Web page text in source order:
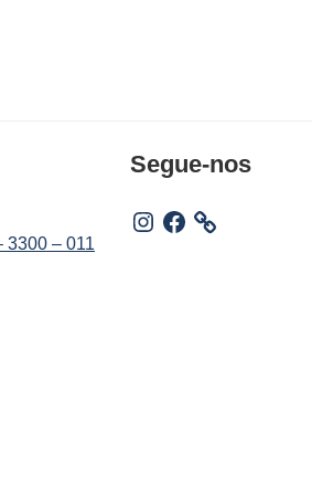
3300 – 011
Segue-nos
Instagram
Facebook